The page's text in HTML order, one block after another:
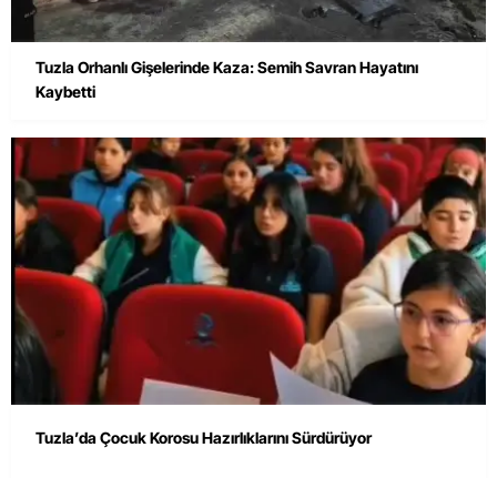
Tuzla Orhanlı Gişelerinde Kaza: Semih Savran Hayatını
Kaybetti
Tuzla’da Çocuk Korosu Hazırlıklarını Sürdürüyor